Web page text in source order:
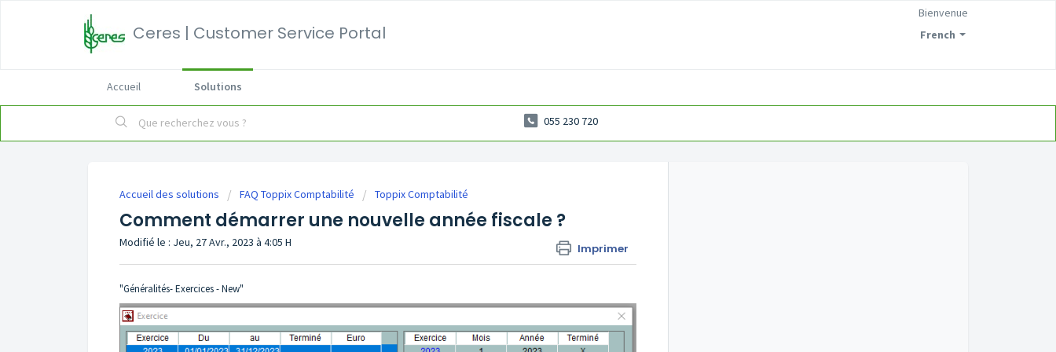
Ceres | Customer Service Portal French
Bienvenue
Accueil Solutions
055 230 720
Accueil des solutions FAQ Toppix Comptabilité Toppix Comptabilité
Comment démarrer une nouvelle année fiscale ?
Imprimer
Modifié le : Jeu, 27 Avr., 2023 à 4:05 H
"Généralités- Exercices - New"